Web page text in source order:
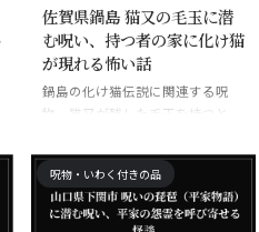
佐賀県鍋島 猫又の毛玉に潜
む呪い、持つ者の家に化け猫
が現れる怖い話
鍋島の化け猫伝説に関連する呪
物。猫又が残した毛玉を持つと、
呪物・いわく付きの品